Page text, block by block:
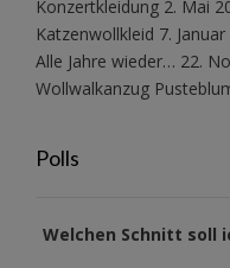
Konzertkleidung 2. Mai
Katzenwollkleid 7.
Alle Jahre wieder… 22.
Wollwalkanzug
Polls
Welchen Schnitt soll